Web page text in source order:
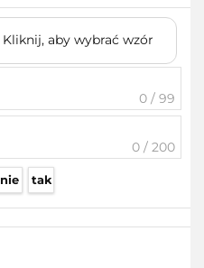
Kliknij, aby wybrać wzór
0 / 99
0 / 200
nie tak